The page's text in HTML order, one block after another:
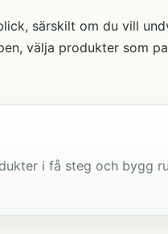
särskilt om du vill
välja produkter som
i få steg och bygg